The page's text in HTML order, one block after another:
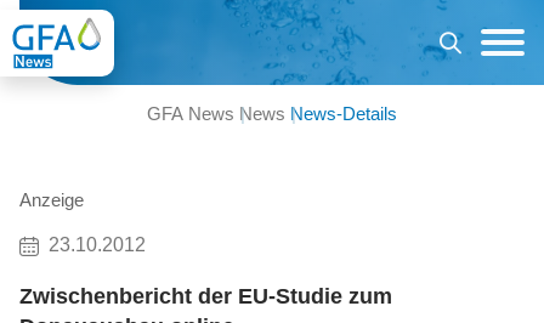
GFA News News News-Details
Anzeige
23.10.2012
Zwischenbericht der EU-Studie zum